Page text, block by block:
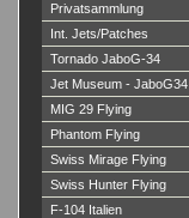
Privatsammlung
Int. Jets/Patches
Tornado JaboG-34
Jet Museum - JaboG34
MIG 29 Flying
Phantom Flying
Swiss Mirage Flying
Swiss Hunter Flying
F-104 Italien